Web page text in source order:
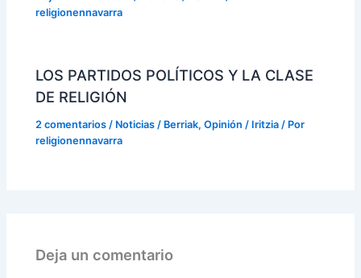
religionennavarra
LOS PARTIDOS POLÍTICOS Y LA CLASE
DE RELIGIÓN
2 comentarios / Noticias / Berriak,Opinión / Iritzia / Por
religionennavarra
Deja un comentario